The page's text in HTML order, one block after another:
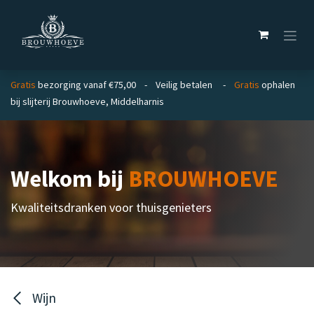
Gratis bezorging vanaf €75,00 - Veilig betalen - Gratis ophalen
bij slijterij Brouwhoeve, Middelharnis
Welkom bijBROUWHOEVE
Kwaliteitsdranken voor thuisgenieters
Wijn